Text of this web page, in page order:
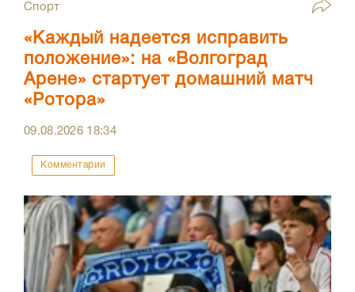
Спорт
«Каждый надеется исправить
положение»: на «Волгоград
Арене» стартует домашний матч
«Ротора»
09.08.2026 18:34
Комментарии